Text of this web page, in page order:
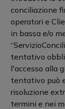
conciliazione
operatori e
in bassa e/o
tentativo
l'accesso alla
tentativo può
risoluzione
termini e nei